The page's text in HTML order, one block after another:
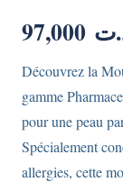
Découvrez la
gamme
pour une peau
Spécialement
allergies, cette